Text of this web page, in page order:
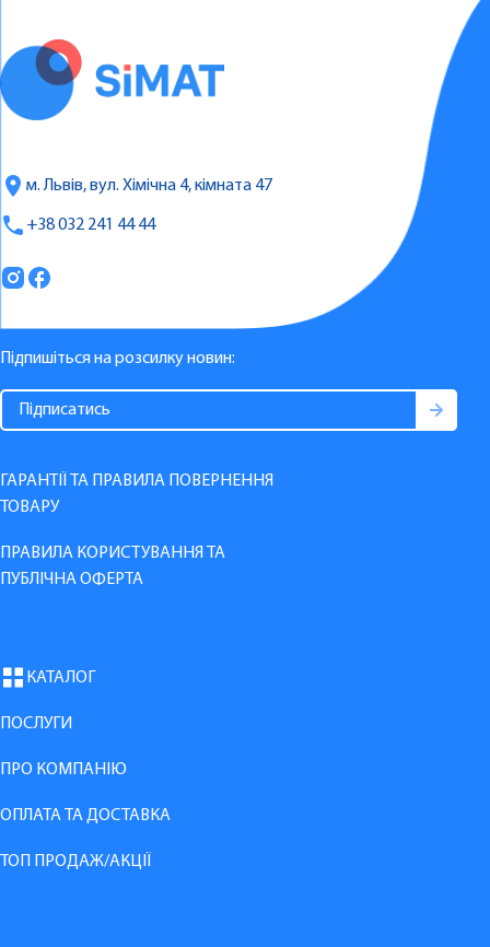
м. Львів, вул. Хімічна 4, кімната 47
+38 032 241 44 44
Підпишіться на розсилку новин:
ГАРАНТІЇ ТА ПРАВИЛА ПОВЕРНЕННЯ
ТОВАРУ
ПРАВИЛА КОРИСТУВАННЯ ТА
ПУБЛІЧНА ОФЕРТА
КАТАЛОГ
ПОСЛУГИ
ПРО КОМПАНІЮ
ОПЛАТА ТА ДОСТАВКА
ТОП ПРОДАЖ/АКЦІЇ